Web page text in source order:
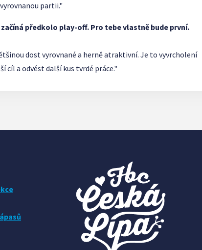
partii."
předkolo play-off. Pro tebe vlastně bude první.
dost vyrovnané a herně atraktivní. Je to vyvrcholení
cíl a odvést další kus tvrdé práce."